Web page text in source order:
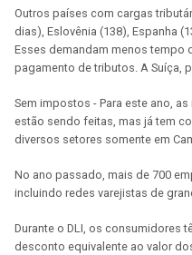
Outros países com cargas
dias), Eslovênia (138), Espanha
Esses demandam menos tempo
pagamento de tributos. A Suíça,
Sem impostos - Para este ano,
estão sendo feitas, mas já tem
diversos setores somente em
No ano passado, mais de 700
incluindo redes varejistas de
Durante o DLI, os consumidores
desconto equivalente ao valor